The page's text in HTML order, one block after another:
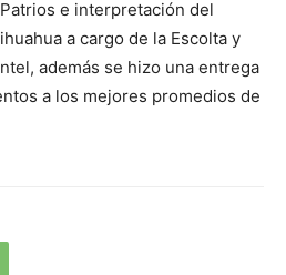
e interpretación del
a cargo de la Escolta y
además se hizo una entrega
a los mejores promedios de